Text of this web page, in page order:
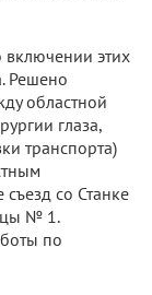
этих
Решено
областной
глаза,
транспорта)
со Станке
№ 1.
по